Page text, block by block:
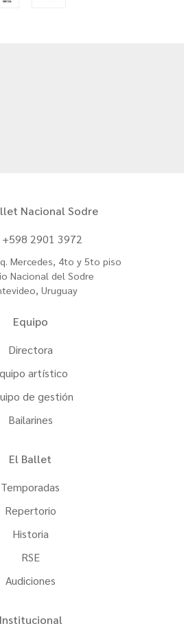
Nacional Sodre
+598 2901 3972
Mercedes, 4to y 5to piso
Nacional del Sodre
Uruguay
Equipo
Directora
artístico
de gestión
Bailarines
El Ballet
Temporadas
Repertorio
Historia
RSE
Audiciones
Institucional